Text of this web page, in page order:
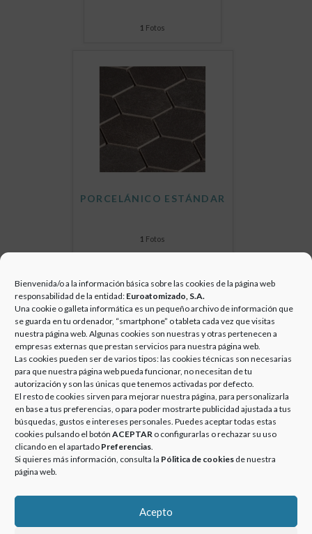
Bienvenida/o a la información básica sobre las cookies de la página web
responsabilidad de la entidad: Euroatomizado, S.A.
Una cookie o galleta informática es un pequeño archivo de información que
se guarda en tu ordenador, “smartphone” o tableta cada vez que visitas
nuestra página web. Algunas cookies son nuestras y otras pertenecen a
empresas externas que prestan servicios para nuestra página web.
Las cookies pueden ser de varios tipos: las cookies técnicas son necesarias
para que nuestra página web pueda funcionar, no necesitan de tu
autorización y son las únicas que tenemos activadas por defecto.
El resto de cookies sirven para mejorar nuestra página, para personalizarla
en base a tus preferencias, o para poder mostrarte publicidad ajustada a tus
búsquedas, gustos e intereses personales. Puedes aceptar todas estas
cookies pulsando el botón ACEPTAR o configurarlas o rechazar su uso
clicando en el apartado Preferencias.
Si quieres más información, consulta la Pólitica de cookies de nuestra
página web.
Acepto
1 Fotos
PORCELÁNICO ESTÁNDAR
1 Fotos
COLORES
1Fotos